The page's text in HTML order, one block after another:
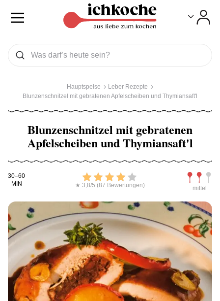
Was wollen Sie suchen
Suchen
Hauptspeise
Leber Rezepte
Blunzenschnitzel mit gebratenen Apfelscheiben und Thymiansaft'l
Blunzenschnitzel mit gebratenen
Apfelscheiben und Thymiansaft'l
Kochdauer
30–60
MIN
Bewerten
★ 3,8/5 (87 Bewertungen) mittel